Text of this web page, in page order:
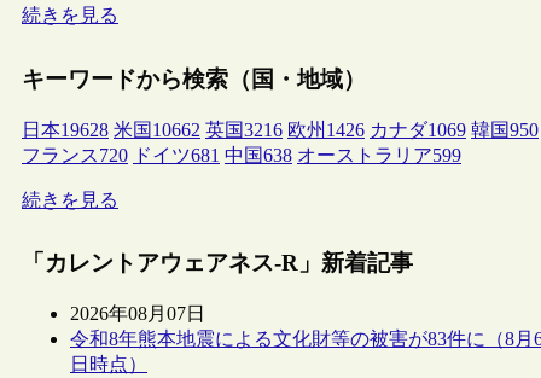
続きを見る
キーワードから検索（国・地域）
日本19628 米国 10662 英国3216 欧州 1426 カナダ1069 韓国950
フランス720 ドイツ681 中国638 オーストラリア599
続きを見る
「カレントアウェアネス-R」新着記事
2026年08月07日
令和8年熊本地震による文化財等の被害が83件に（8月
日時点）